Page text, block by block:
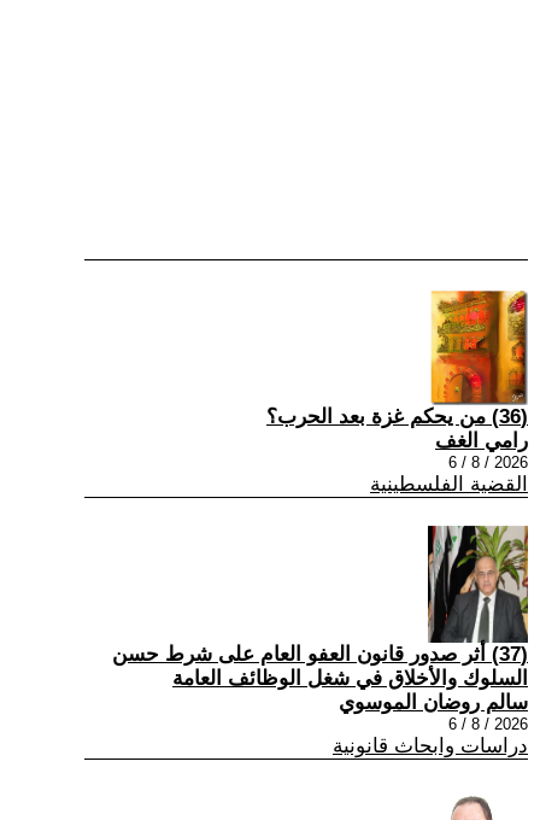
(36) من يحكم غزة بعد الحرب؟
رامي الغف
2026 / 8 / 6
القضية الفلسطينية
(37) أثر صدور قانون العفو العام على شرط حسن
السلوك والأخلاق في شغل الوظائف العامة
سالم روضان الموسوي
2026 / 8 / 6
دراسات وابحاث قانونية